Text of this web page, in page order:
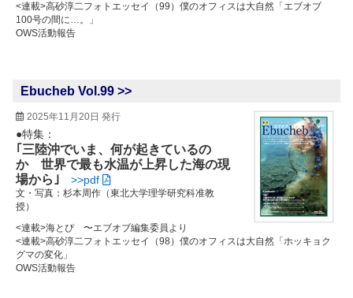
<連載>高砂淳二フォトエッセイ（99）僕のオフィスは大自然「エブオブ
100号の間に…。」
OWS活動報告
Ebucheb Vol.99 >>
2025年11月20日 発行
●特集：
｢三陸沖でいま、何が起きているの
か 世界で最も水温が上昇した海の現
場から｣
>>pdf
文・写真：杉本周作（東北大学理学研究科准教
授）
<連載>海とぴ 〜エブオブ編集委員より
<連載>高砂淳二フォトエッセイ（98）僕のオフィスは大自然「ホッキョク
グマの変化」
OWS活動報告